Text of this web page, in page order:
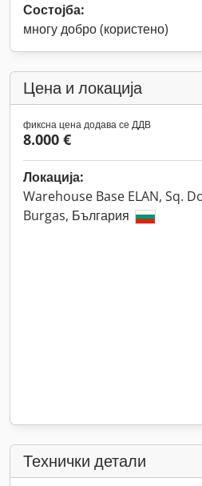
Состојба:
многу добро (користено)
Цена и локација
фиксна цена додава се ДДВ
8.000 €
Локација:
Warehouse Base ELAN, Sq.
Burgas, България
Технички детали